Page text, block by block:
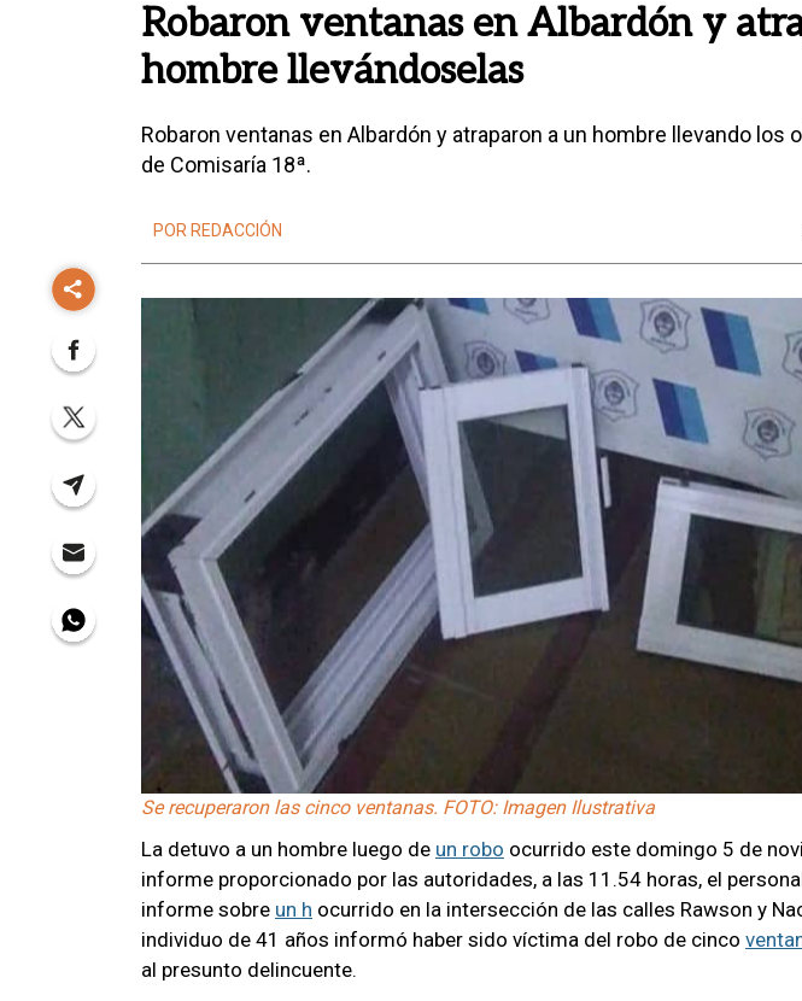
Robaron ventanas en Albardón y
hombre llevándoselas
Robaron ventanas en Albardón y atraparon a un hombre llevando los
de Comisaría 18ª.
POR REDACCIÓN
Se recuperaron las cinco ventanas. FOTO: Imagen Ilustrativa
La detuvo a un hombre luego de un robo ocurrido este domingo 5 de
informe proporcionado por las autoridades, a las 11.54 horas, el
informe sobre un h ocurrido en la intersección de las calles Rawson y
individuo de 41 años informó haber sido víctima del robo de cinco
al presunto delincuente.